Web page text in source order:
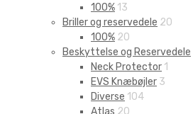
100% 13
Briller og reservedele 20
100% 20
Beskyttelse og Reservedele
Neck Protector 1
EVS Knæbøjler 3
Diverse 104
Atlas 20